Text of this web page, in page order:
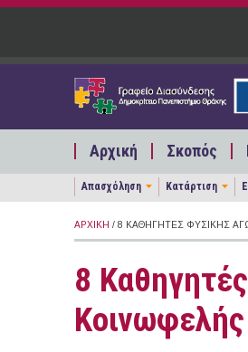
Παράκαμψη προς το κυρίως περιεχόμενο
Αρχική Σκοπός
Απασχόληση Κατάρτιση
ΑΡΧΙΚΉ / 8 ΚΑΘΗΓΗΤΈΣ ΦΥΣΙΚΉΣ
8